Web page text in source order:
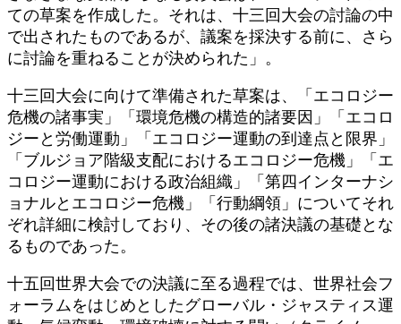
ての草案を作成した。それは、十三回大会の討論の中
で出されたものであるが、議案を採決する前に、さら
に討論を重ねることが決められた」。
十三回大会に向けて準備された草案は、「エコロジー
危機の諸事実」「環境危機の構造的諸要因」「エコロ
ジーと労働運動」「エコロジー運動の到達点と限界」
「ブルジョア階級支配におけるエコロジー危機」「エ
コロジー運動における政治組織」「第四インターナシ
ョナルとエコロジー危機」「行動綱領」についてそれ
ぞれ詳細に検討しており、その後の諸決議の基礎とな
るものであった。
十五回世界大会での決議に至る過程では、世界社会フ
ォーラムをはじめとしたグローバル・ジャスティス運